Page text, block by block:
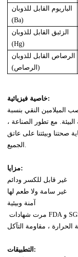
الباريوم القابل للذوبان
(Ba)
الزئبق القابل للذوبان
(Hg)
الرصاص القابل للذوبان
(الرصاص)
خاصية فيزيائية:
الميلامين النقي بنسبة
مع تطور الصناعة ،
صحتنا وبيئتنا على عاتق
الجميع.
مزايا:
غير سامة ولا طعم لها
آمنة وبيئية
مرت
الحرارة ، مقاومة التآكل
التطبيقات: